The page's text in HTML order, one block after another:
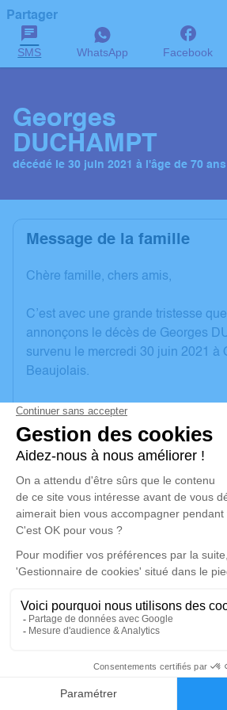
Faire-part
Partager
SMS WhatsApp Facebook
Georges
DUCHAMPT
décédé le 30 juin 2021 à l'âge de 70 ans
Message de la famille
Chère famille, chers amis,
C’est avec une grande tristesse
annonçons le décès de Georges
survenu le mercredi 30 juin 2021 à
Beaujolais.
Nous vous invitons à utiliser cet
vos condoléances, partager des
une anecdote ou exprimer vos
poèmes ou des textes. Cet endroit
d'expression dédié à honorer la
DUCHAMPT.
Un service de plantation d’arbre
disponible ici .
mardi 06 juillet 2021 à 15h30
Crématorium de Gleize
2740, Route de Montmelas